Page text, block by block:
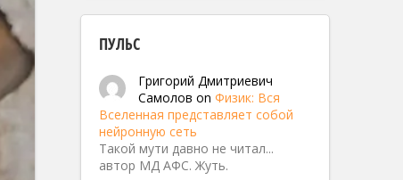
ПУЛЬС
Григорий Дмитриевич
Самолов on Физик: Вся
Вселенная представляет собой
нейронную сеть
Такой мути давно не читал...
автор МД АФС. Жуть.